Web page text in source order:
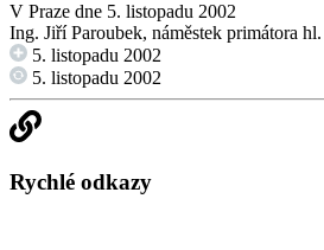
V Praze dne 5. listopadu 2002
Ing. Jiří Paroubek, náměstek primátora
5. listopadu 2002
5. listopadu 2002
Rychlé odkazy